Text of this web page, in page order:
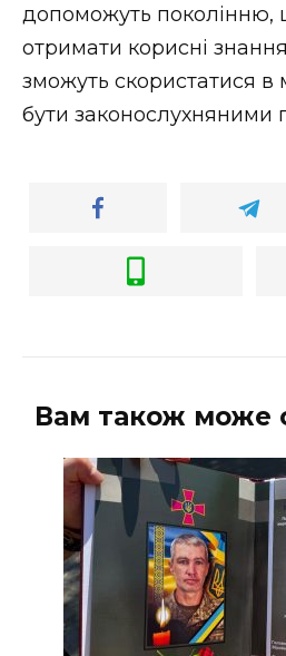
ФОТО
ВІДЕО
допоможуть поколінню,
отримати корисні
зможуть скористатися в
бути законослухняними
Вам також може